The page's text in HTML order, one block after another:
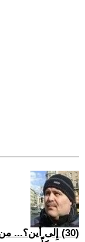
(30) إِلى أين؟... من دُرُوبِ النّكبة إِلى حُلمِ العودة